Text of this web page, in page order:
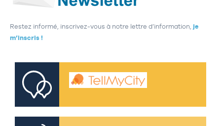
Restez informé, inscrivez-vous à notre lettre d’information, je
m’inscris !